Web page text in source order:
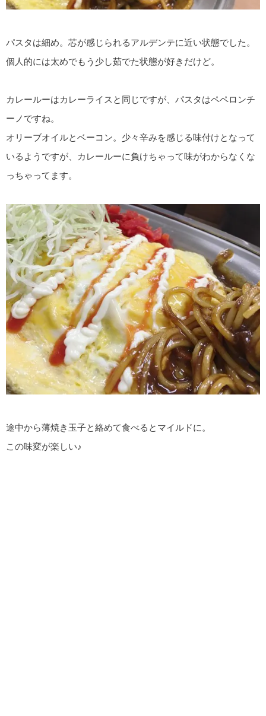
パスタは細め。芯が感じられるアルデンテに近い状態でした。
個人的には太めでもう少し茹でた状態が好きだけど。
カレールーはカレーライスと同じですが、パスタはペペロンチ
ーノですね。
オリーブオイルとベーコン。少々辛みを感じる味付けとなって
いるようですが、カレールーに負けちゃって味がわからなくな
っちゃってます。
途中から薄焼き玉子と絡めて食べるとマイルドに。
この味変が楽しい♪